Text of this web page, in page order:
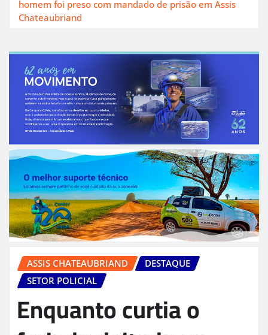
homem foi preso com mandado de prisão em Assis
Chateaubriand
ASSIS CHATEAUBRIAND
DESTAQUE
SETOR POLICIAL
Enquanto curtia o